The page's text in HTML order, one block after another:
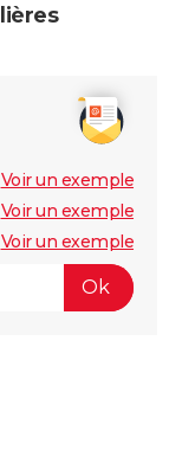
Voir un exemple
Voir un exemple
Voir un exemple